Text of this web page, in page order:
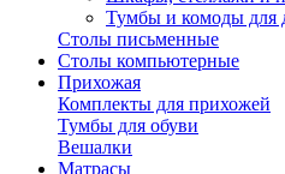
Тумбы и комоды для
Столы письменные
Столы компьютерные
Прихожая
Комплекты для прихожей
Тумбы для обуви
Вешалки
Матрасы